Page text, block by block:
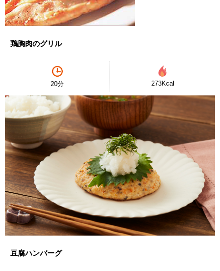
鶏胸肉のグリル
20分 273Kcal
豆腐ハンバーグ